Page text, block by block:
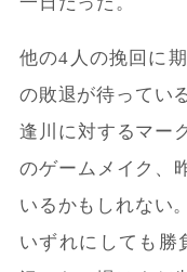
他の4人の挽回に
の敗退が待っている
逢川に対するマー
のゲームメイク、
いるかもしれない。
いずれにしても勝